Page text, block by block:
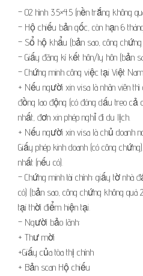
– 02 hình 3.5×4.5 (nền trắng không
– Hộ chiếu bản gốc, còn hạn 6
– Sổ hộ khẩu (bản sao, công chứng
– Giấy đăng kí kết hôn/ly hôn (bản
– Chứng minh công việc tại Việt Nam
+ Nếu người xin visa là nhân viên
đồng lao động (có đóng dấu treo
nhất, đơn xin phép nghỉ đi du lịch.
+ Nếu người xin visa là chủ doanh
Giấy phép kinh doanh (có công
nhất (nếu có).
– Chứng minh tài chính: giấy tờ nhà
có) (bản sao, công chứng không
tại thời điểm hiện tại.
– Người bảo lãnh:
+ Thư mời
+Giấy của tòa thị chính
+ Bản scan Hộ chiếu